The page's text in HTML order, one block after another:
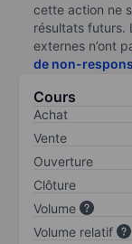
cette action ne
résultats futurs.
externes n’ont
de non-
Cours
Achat
Vente
Ouverture
Clôture
Volume
Volume relatif